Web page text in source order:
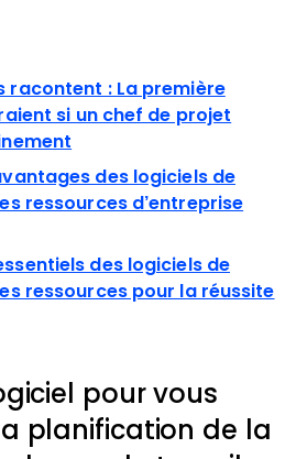
racontent : La première
si un chef de projet
des logiciels de
ressources d’entreprise
des logiciels de
ressources pour la réussite
pour vous
planification de la